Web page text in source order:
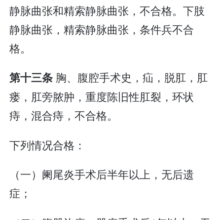
静脉曲张和精索静脉曲张，不合格。下肢
静脉曲张，精索静脉曲张，条件兵不合
格。
第十三条 胸、腹腔手术史，疝，脱肛，肛
瘘，肛旁脓肿，重度陈旧性肛裂，环状
痔，混合痔，不合格。
下列情况合格：
（一）阑尾炎手术后半年以上，无后遗
症；